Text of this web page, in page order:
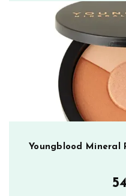
Youngblood Mineral